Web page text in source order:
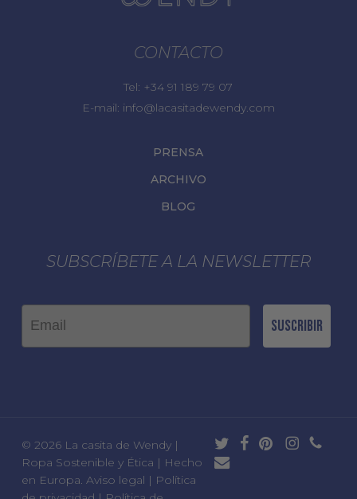
CONTACTO
Tel: +34 91 189 79 07
E-mail: info@lacasitadewendy.com
PRENSA
ARCHIVO
BLOG
SUBSCRÍBETE A LA NEWSLETTER
Email
Suscribir
© 2026 La casita de Wendy |
Ropa Sostenible y Ética | Hecho
en Europa. Aviso legal | Política
twitterfacebook
pinterestinstagram
phone
email